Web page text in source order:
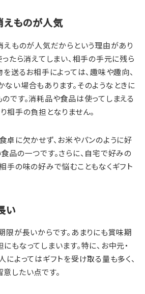
えものが人気
えものが人気だからという理由があり
ったら消えてしまい、相手の手元に残ら
を送るお相手によっては、趣味や趣向、
い場合もあります。そのようなときに
です。消耗品や食品は使ってしまえる
相手の負担となりません。
卓に欠かせず、お米やパンのように好
品の一つです。さらに、自宅で好みの
手の味の好みで悩むこともなくギフト
い
限が長いからです。あまりにも賞味期
もなってしまいます。特に、お中元・
によってはギフトを受け取る量も多く、
したい点です。